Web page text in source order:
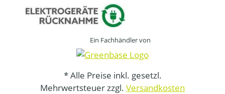
Ein Fachhändler von
* Alle Preise inkl. gesetzl.
Mehrwertsteuer zzgl. Versandkosten